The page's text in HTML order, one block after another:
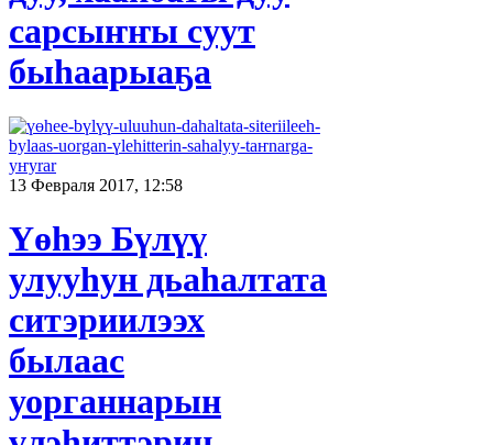
сарсыҥҥы суут
быһаарыаҕа
13 Февраля 2017, 12:58
Үөһээ Бүлүү
улууһун дьаһалтата
ситэриилээх
былаас
уорганнарын